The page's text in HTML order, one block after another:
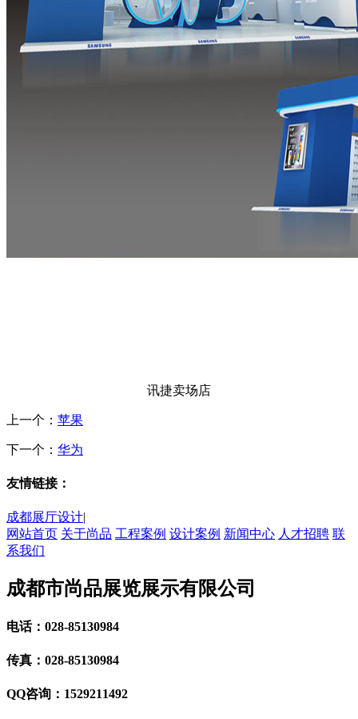
讯捷卖场店
上一个： 苹果
下一个： 华为
友情链接：
成都展厅设计|
网站首页 关于尚品 工程案例 设计案例 新闻中心 人才招聘 联
系我们
成都市尚品展览展示有限公司
电话：028-85130984
传真：028-85130984
QQ咨询：1529211492